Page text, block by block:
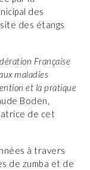
des
des étangs
Française
maladies
et la pratique
Boden,
de cet
à travers
de zumba et de